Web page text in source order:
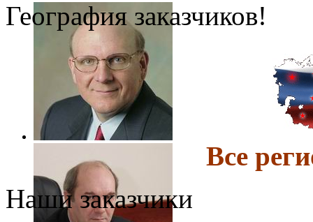
География заказчиков!
Все
Наши заказчики